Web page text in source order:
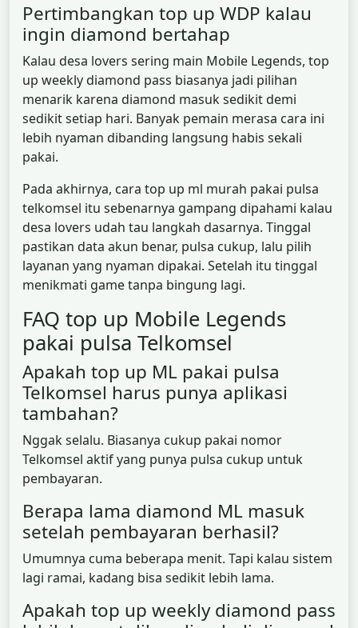
Pertimbangkan top up WDP kalau
ingin diamond bertahap
Kalau desa lovers sering main Mobile Legends, top
up weekly diamond pass biasanya jadi pilihan
menarik karena diamond masuk sedikit demi
sedikit setiap hari. Banyak pemain merasa cara ini
lebih nyaman dibanding langsung habis sekali
pakai.
Pada akhirnya, cara top up ml murah pakai pulsa
telkomsel itu sebenarnya gampang dipahami kalau
desa lovers udah tau langkah dasarnya. Tinggal
pastikan data akun benar, pulsa cukup, lalu pilih
layanan yang nyaman dipakai. Setelah itu tinggal
menikmati game tanpa bingung lagi.
FAQ top up Mobile Legends
pakai pulsa Telkomsel
Apakah top up ML pakai pulsa
Telkomsel harus punya aplikasi
tambahan?
Nggak selalu. Biasanya cukup pakai nomor
Telkomsel aktif yang punya pulsa cukup untuk
pembayaran.
Berapa lama diamond ML masuk
setelah pembayaran berhasil?
Umumnya cuma beberapa menit. Tapi kalau sistem
lagi ramai, kadang bisa sedikit lebih lama.
Apakah top up weekly diamond pass